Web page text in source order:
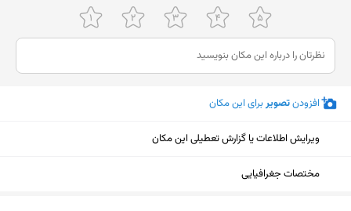
جمعه
۸ تا ۲۲:۳۰
شنبه
۸ تا ۲۲:۳۰
یکشنبه
دوشنبه
افزودنتصویربرای این مکان
ویرایش اطلاعات یا گزارش تعطیلی این مکان
مختصات جغرافیایی